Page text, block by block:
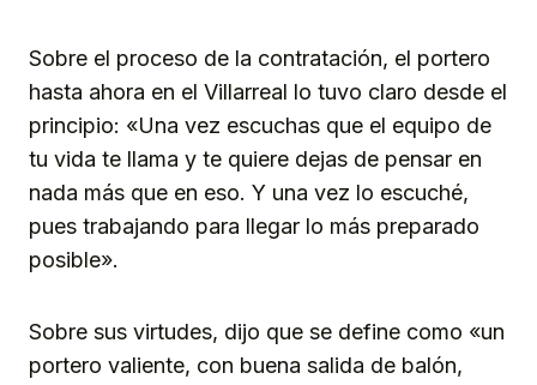
Sobre el proceso de la contratación, el portero
hasta ahora en el Villarreal lo tuvo claro desde el
principio: «Una vez escuchas que el equipo de
tu vida te llama y te quiere dejas de pensar en
nada más que en eso. Y una vez lo escuché,
pues trabajando para llegar lo más preparado
posible».
Sobre sus virtudes, dijo que se define como «un
portero valiente, con buena salida de balón,